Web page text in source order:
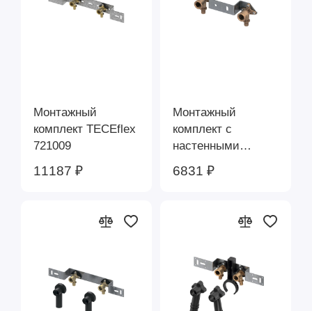
Фитинги TECElogo
Монтажный
комплект TECEflex
721009
11187 ₽
Монтажный
комплект с
настенными
уголками из
бронзы/
бронзы, 16 x Rp
1/2" TECEflex
6831 ₽